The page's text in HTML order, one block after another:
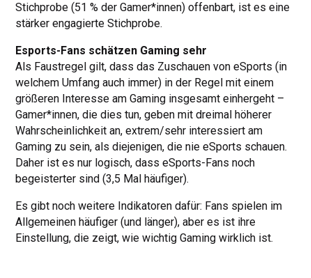
Stichprobe (51 % der Gamer*innen) offenbart, ist es eine
stärker engagierte Stichprobe.
Esports-Fans schätzen Gaming sehr
Als Faustregel gilt, dass das Zuschauen von eSports (in
welchem Umfang auch immer) in der Regel mit einem
größeren Interesse am Gaming insgesamt einhergeht –
Gamer*innen, die dies tun, geben mit dreimal höherer
Wahrscheinlichkeit an, extrem/sehr interessiert am
Gaming zu sein, als diejenigen, die nie eSports schauen.
Daher ist es nur logisch, dass eSports-Fans noch
begeisterter sind (3,5 Mal häufiger).
Es gibt noch weitere Indikatoren dafür: Fans spielen im
Allgemeinen häufiger (und länger), aber es ist ihre
Einstellung, die zeigt, wie wichtig Gaming wirklich ist.